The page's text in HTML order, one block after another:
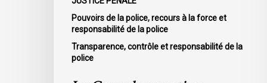
Pouvoirs de la police, recours à la force et
responsabilité de la police
Transparence, contrôle et responsabilité de la
police
fautes
professionnelles